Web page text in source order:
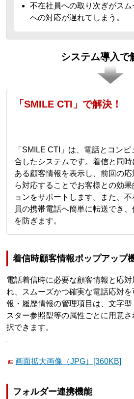
不在社員への取り次ぎがス
への対応が遅れてしまう。
システム導入で
「SMILE CTI」で解決！
「SMILE CTI」は、電話とコン
合したシステムです。着信と同
ある顧客情報を表示し、前回の
ら対応することでお客様との効
ョンをサポートします。また、
員の携帯電話へ簡単に転送でき
を防ぎます。
着信時顧客情報ポップアップ
電話着信時に必要な顧客情報と応
れ、スムーズかつ確実な電話応対
報・履歴情報の管理項目は、文字
スター参照型等の属性ごとに用意
択できます。
画面拡大画像（JPG）[360KB]
フォルダー連携機能